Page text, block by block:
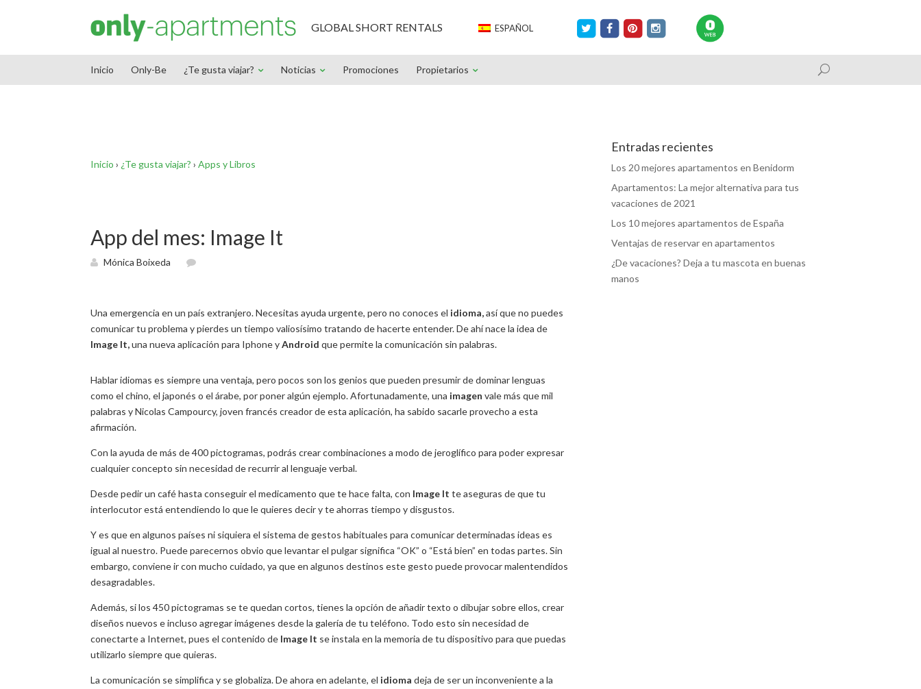
GLOBAL SHORT RENTALS ESPAÑOL
Inicio Only-Be ¿Te gusta viajar? Noticias Promociones Propietarios
Inicio › ¿Te gusta viajar? › Apps y Libros
App del mes: Image It
Mónica Boixeda
Una emergencia en un país extranjero. Necesitas ayuda urgente, pero no conoces el idioma,así que no puedes
comunicar tu problema y pierdes un tiempo valiosísimo tratando de hacerte entender. De ahí nace la idea de
Image It,una nueva aplicación para Iphone yAndroid que permite la comunicación sin palabras.
Hablar idiomas es siempre una ventaja, pero pocos son los genios que pueden presumir de dominar lenguas
como el chino, el japonés o el árabe, por poner algún ejemplo. Afortunadamente, una imagen vale más que mil
palabras y Nicolas Campourcy, joven francés creador de esta aplicación, ha sabido sacarle provecho a esta
afirmación.
Con la ayuda de más de 400 pictogramas, podrás crear combinaciones a modo de jeroglífico para poder expresar
cualquier concepto sin necesidad de recurrir al lenguaje verbal.
Desde pedir un café hasta conseguir el medicamento que te hace falta, con Image It te aseguras de que tu
interlocutor está entendiendo lo que le quieres decir y te ahorras tiempo y disgustos.
Y es que en algunos países ni siquiera el sistema de gestos habituales para comunicar determinadas ideas es
igual al nuestro. Puede parecernos obvio que levantar el pulgar significa “OK” o “Está bien” en todas partes. Sin
embargo, conviene ir con mucho cuidado, ya que en algunos destinos este gesto puede provocar malentendidos
desagradables.
Además, si los 450 pictogramas se te quedan cortos, tienes la opción de añadir texto o dibujar sobre ellos, crear
diseños nuevos e incluso agregar imágenes desde la galería de tu teléfono. Todo esto sin necesidad de
conectarte a Internet, pues el contenido de Image It se instala en la memoria de tu dispositivo para que puedas
utilizarlo siempre que quieras.
La comunicación se simplifica y se globaliza. De ahora en adelante, el idioma deja de ser un inconveniente a la
Entradas recientes
Los 20 mejores apartamentos en Benidorm
Apartamentos: La mejor alternativa para tus
vacaciones de 2021
Los 10 mejores apartamentos de España
Ventajas de reservar en apartamentos
¿De vacaciones? Deja a tu mascota en buenas
manos